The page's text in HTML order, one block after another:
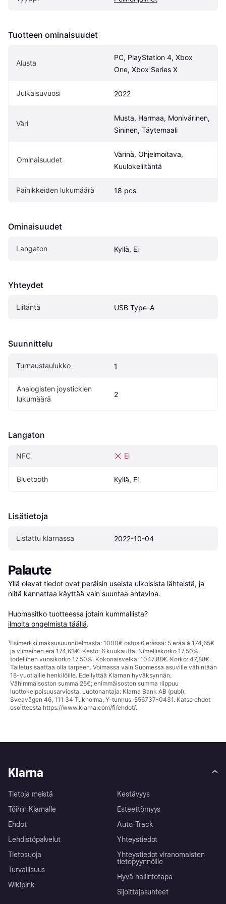
Tuotteen ominaisuudet
Alusta
PC, PlayStation 4, Xbox
One, Xbox Series X
Julkaisuvuosi 2022
Väri
Musta, Harmaa, Monivärinen,
Sininen, Täytemaali
Ominaisuudet
Värinä, Ohjelmoitava,
Kuulokeliitäntä
Painikkeiden lukumäärä 18 pcs
Ominaisuudet
Langaton Kyllä, Ei
Yhteydet
Liitäntä USB Type-A
Suunnittelu
Turnaustaulukko 1
Analogisten joystickien
lukumäärä
2
Langaton
NFC Ei
Bluetooth Kyllä, Ei
Lisätietoja
Listattu klarnassa 2022-10-04
Palaute
Yllä olevat tiedot ovat peräisin useista ulkoisista lähteistä, ja
niitä kannattaa käyttää vain suuntaa antavina.
Huomasitko tuotteessa jotain kummallista?
ilmoita ongelmista täällä.
¹Esimerkki maksusuunnitelmasta: 1000€ ostos 6 erässä: 5 erää à 174,65€
ja viimeinen erä 174,63€. Kesto: 6 kuukautta. Nimelliskorko 17,50%,
todellinen vuosikorko 17,50%. Kokonaisvelka: 1047,88€. Korko: 47,88€.
Talletus saattaa olla tarpeen. Voimassa vain Suomessa asuville vähintään
18-vuotiaille henkilöille. Edellyttää Klarnan hyväksynnän.
Vähimmäisoston summa 25€; enimmäisoston summa riippuu
luottokelpoisuusarviosta. Luotonantaja: Klarna Bank AB (publ),
Sveavägen 46, 111 34 Tukholma, Y-tunnus: 556737-0431. Katso ehdot
osoitteesta https://www.klarna.com/fi/ehdot/.
Klarna
Tietoja meistä
Töihin Klarnalle
Ehdot
Lehdistöpalvelut
Tietosuoja
Turvallisuus
Wikipink
Kestävyys
Esteettömyys
Auto-Track
Yhteystiedot
Yhteystiedot viranomaisten
tietopyynnöille
Hyvä hallintotapa
Sijoittajasuhteet